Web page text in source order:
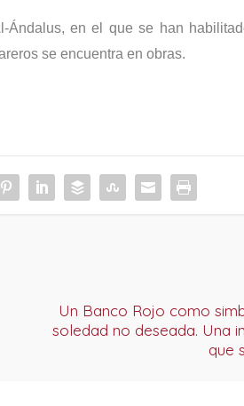
en el que se han
se encuentra en obras.
Un Banco Rojo como
soledad no deseada. Una
que